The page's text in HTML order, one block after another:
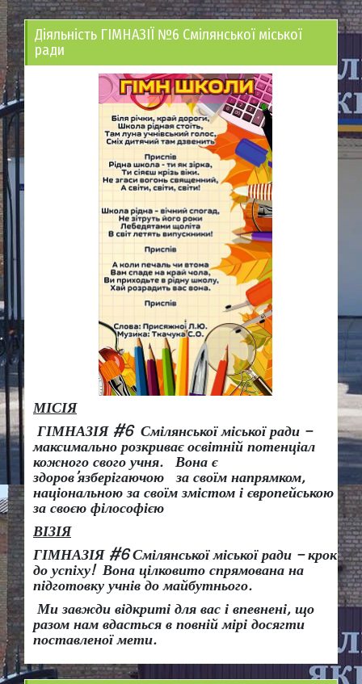
Діяльність ГІМНАЗІЇ №6 Смілянської міської
ради
МІСІЯ
ГІМНАЗІЯ #6 Смілянської міської ради –
максимально розкриває освітній потенціал
кожного свого учня.
Вона є
здоров’язберігаючою за своїм напрямком,
національною за своїм змістом і європейською
за своєю філософією
ВІЗІЯ
ГІМНАЗІЯ #6 Смілянської міської ради – крок
до успіху! Вона цілковито спрямована на
підготовку учнів до майбутнього.
Ми завжди відкриті для вас і впевнені, що
разом нам вдасться в повній мірі досягти
поставленої мети.